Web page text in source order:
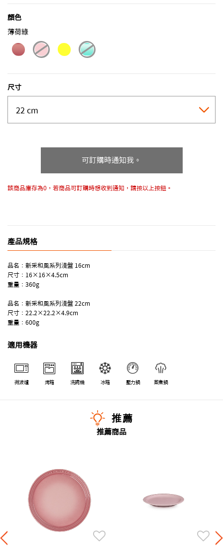
顏色
薄荷綠
尺寸
可訂購時通知我。
該商品庫存為0，若商品可訂購時想收到通知，請按以上按鈕。
產品規格
品名：新采和風系列淺盤 16cm
尺寸：16×16×4.5cm
重量：360g
品名：新采和風系列淺盤 22cm
尺寸：22.2×22.2×4.9cm
重量：600g
適用機器
微波爐 烤箱 洗碗機 冰箱 壓力鍋 蒸煮鍋
推薦
推薦商品